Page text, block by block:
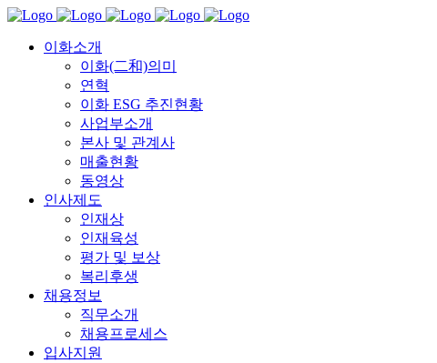
이화소개
이화(二和)의미
연혁
이화 ESG 추진현황
사업부소개
본사 및 관계사
매출현황
동영상
인사제도
인재상
인재육성
평가 및 보상
복리후생
채용정보
직무소개
채용프로세스
입사지원